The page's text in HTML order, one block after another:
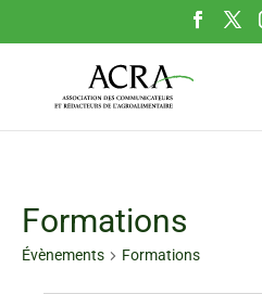
Formations
Évènements Formations